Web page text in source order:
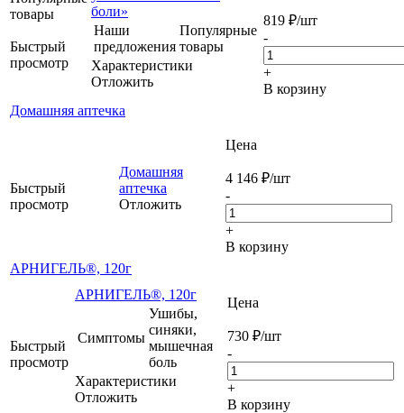
товары
Быстрый
просмотр
боли»
Наши
предложения
Популярные
товары
Характеристики
Отложить
819 ₽/шт
-
+
В корзину
Домашняя аптечка
Быстрый
просмотр
Домашняя
аптечка
Отложить
Цена
4 146 ₽/шт
-
+
В корзину
АРНИГЕЛЬ®, 120г
Быстрый
просмотр
АРНИГЕЛЬ®, 120г
Симптомы
Ушибы,
синяки,
мышечная
боль
Характеристики
Отложить
Цена
730 ₽/шт
-
+
В корзину